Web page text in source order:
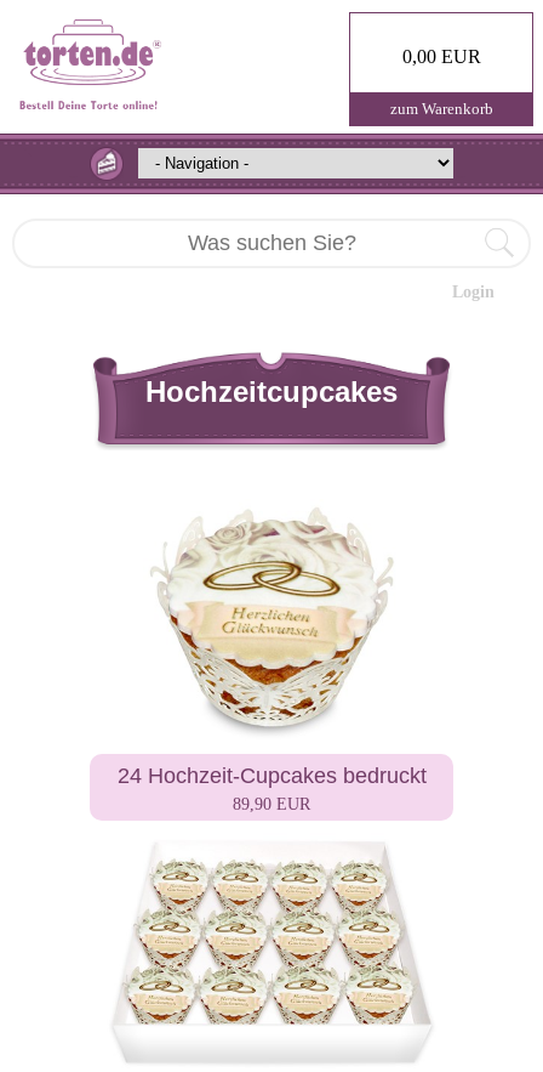
0,00 EUR
zum Warenkorb
Login
Hochzeitcupcakes
24 Hochzeit-Cupcakes bedruckt
89,90 EUR